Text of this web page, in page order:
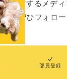
発信するメディ
！ぜひフォロ
ね。
部員登録